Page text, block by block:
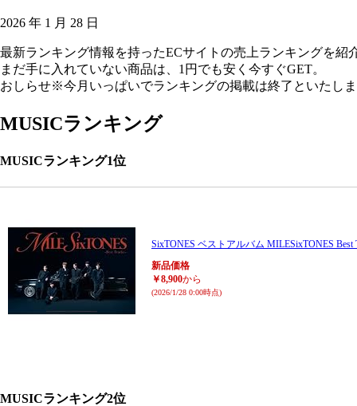
2026 年 1 月 28 日
最新ランキング情報を持ったECサイトの売上ランキングを紹
まだ手に入れていない商品は、1円でも安く今すぐGET。
おしらせ※今月いっぱいでランキングの掲載は終了といたしま
MUSICランキング
MUSICランキング1位
SixTONES ベストアルバム MILESixTONES
新品価格
￥8,900から
(2026/1/28 0:00時点)
MUSICランキング2位